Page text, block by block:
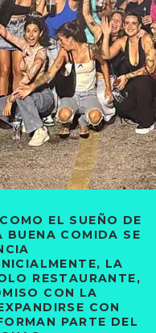
EL SUEÑO DE
BUENA COMIDA SE
LA
RESTAURANTE,
CON LA
CON
PARTE DEL